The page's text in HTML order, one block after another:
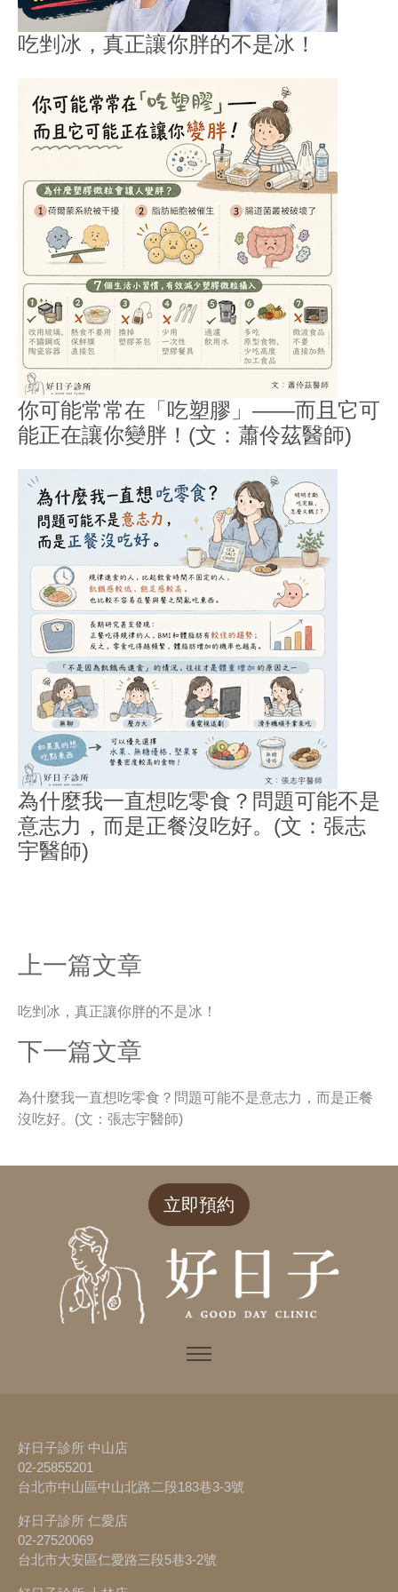
吃剉冰，真正讓你胖的不是冰！
你可能常常在「吃塑膠」——而且它可
能正在讓你變胖！(文：蕭伶茲醫師)
為什麼我一直想吃零食？問題可能不是
意志力，而是正餐沒吃好。(文：張志
宇醫師)
上一篇文章
吃剉冰，真正讓你胖的不是冰！
下一篇文章
為什麼我一直想吃零食？問題可能不是意志力，而是正餐
沒吃好。(文：張志宇醫師)
立即預約
好日子診所 中山店
02-25855201
台北市中山區中山北路二段183巷3-3號
好日子診所 仁愛店
02-27520069
台北市大安區仁愛路三段5巷3-2號